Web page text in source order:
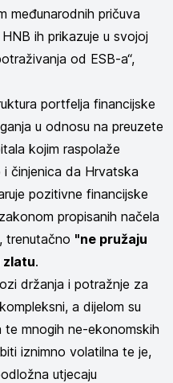
međunarodnih pričuva
ih prikazuje u svojoj
od ESB-a“,
portfelja financijske
u odnosu na preuzete
kojim raspolaže
činjenica da Hrvatska
pozitivne financijske
propisanih načela
trenutačno "ne pružaju
zlatu.
držanja i potražnje za
a dijelom su
te mnogih ne-ekonomskih
iznimno volatilna te je,
utjecaju